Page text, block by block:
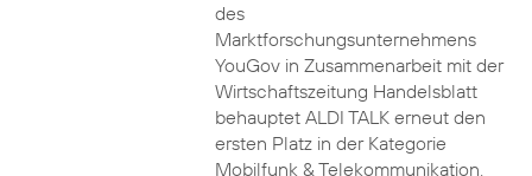
des
Marktforschungsunternehmens
YouGov in Zusammenarbeit mit der
Wirtschaftszeitung Handelsblatt
behauptet ALDI TALK erneut den
ersten Platz in der Kategorie
Mobilfunk & Telekommunikation.